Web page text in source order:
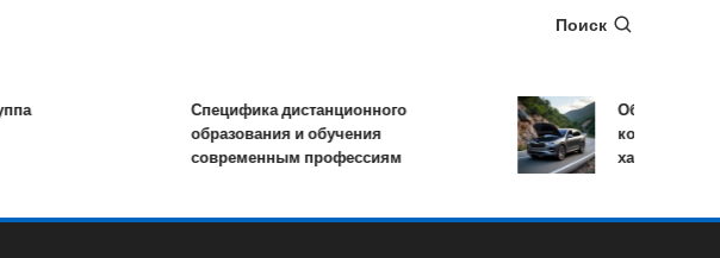
Поиск
Специфика дистанционного
образования и обучения
современным профессиям
Обзор TANK
комплектации и
характеристики